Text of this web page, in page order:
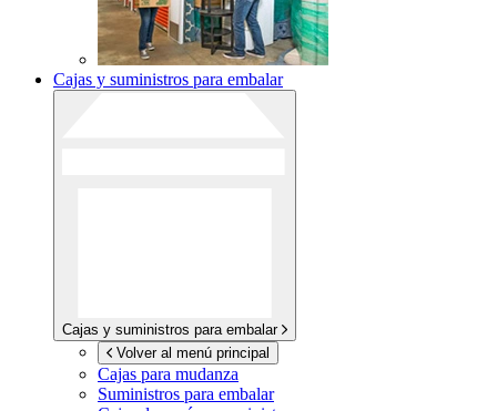
Cajas y suministros para embalar
Cajas y suministros para embalar
Volver al menú principal
Cajas para mudanza
Suministros para embalar